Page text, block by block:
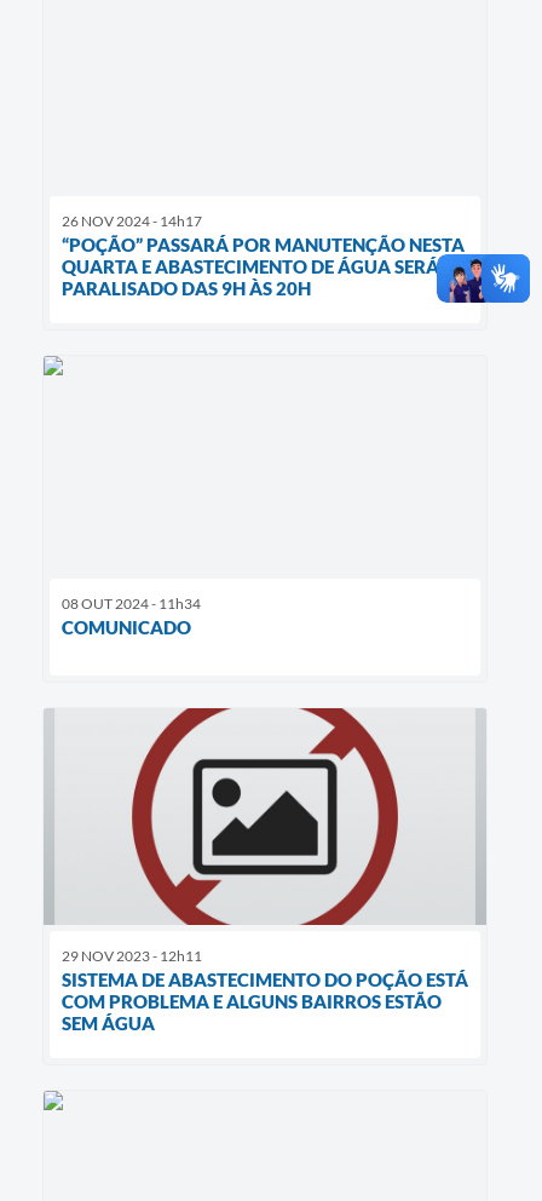
26 NOV 2024 - 14h17
“POÇÃO” PASSARÁ POR MANUTENÇÃO NESTA
QUARTA E ABASTECIMENTO DE ÁGUA SERÁ
PARALISADO DAS 9H ÀS 20H
08 OUT 2024 - 11h34
COMUNICADO
29 NOV 2023 - 12h11
SISTEMA DE ABASTECIMENTO DO POÇÃO ESTÁ
COM PROBLEMA E ALGUNS BAIRROS ESTÃO
SEM ÁGUA